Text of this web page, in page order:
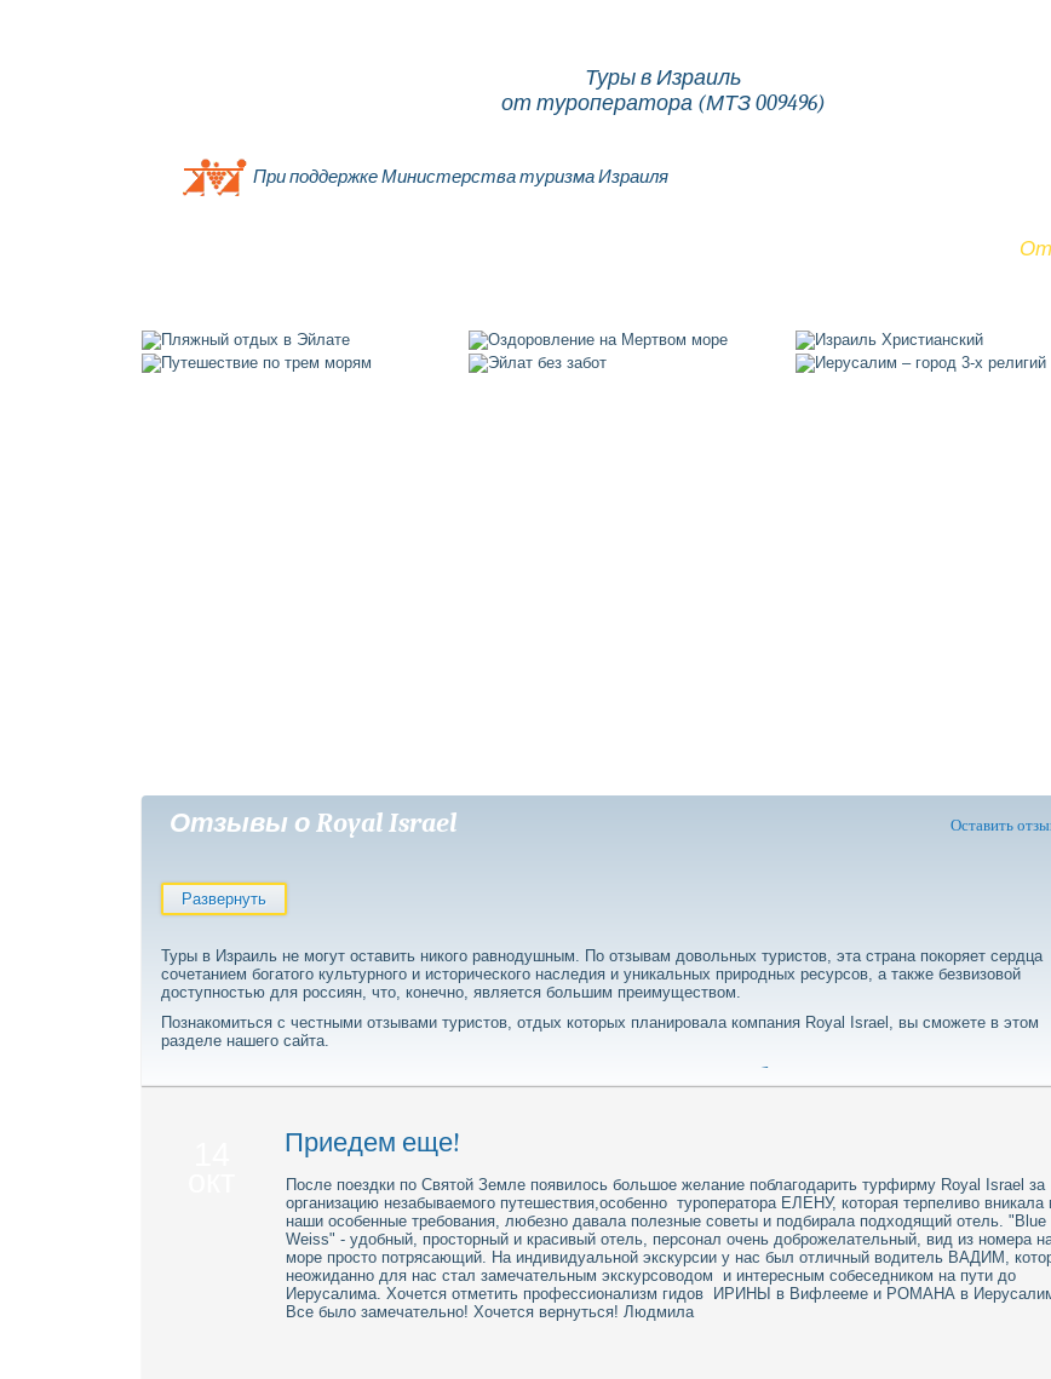
При поддержке Министерства туризма Израиля
Туры в Израиль
от туроператора (МТЗ 009496)
Отзывы о Royal Israel Оставить
Развернуть
Туры в Израиль не могут оставить никого равнодушным. По отзывам довольных туристов, эта страна покоряет сердца
сочетанием богатого культурного и исторического наследия и уникальных природных ресурсов, а также безвизовой
доступностью для россиян, что, конечно, является большим преимуществом.
Познакомиться с честными отзывами туристов, отдых которых планировала компания Royal Israel, вы сможете в этом
разделе нашего сайта.
Что можно выделить из всех отзывов туристов об Израиле?
иудеев, и христиан, и мусульман. В столице есть памятники, которые появились в совершенно разные периоды:
арки, византийские львы и многое другое. Настоящее место паломничества – это Стена Плача и Гроб Господень.
Туры в Израиль на Мертвое море также пользуются популярностью на протяжении всего года. Отзывы туристов в
чудодейственном воздухе и климате (кстати, Мертвое море – это самая низкая точка суши), а также отличном сервисе
местных лечебниц, которые предлагают совместить целебные спа-процедуры с весельем в барах, ресторанах,
клубах побережья.
Нравится туристам и Эйлат – город, расположенный на самом юге страны, в бухте Красного моря, где фиолетовые
смыкаются с коралловым морем и белоснежного цвета пляжами. Здесь есть все развлечения, которые можно себе
представить в курортном городе:
Приедем еще!
После поездки по Святой Земле появилось большое желание поблагодарить турфирму Royal Israel за
организацию незабываемого путешествия,особенно туроператора ЕЛЕНУ, которая терпеливо вникала
наши особенные требования, любезно давала полезные советы и подбирала подходящий отель. "Blue
Weiss" - удобный, просторный и красивый отель, персонал очень доброжелательный, вид из номера
море просто потрясающий. На индивидуальной экскурсии у нас был отличный водитель ВАДИМ,
неожиданно для нас стал замечательным экскурсоводом и интересным собеседником на пути до
Иерусалима. Хочется отметить профессионализм гидов ИРИНЫ в Вифлееме и РОМАНА в
Все было замечательно! Хочется вернуться! Людмила